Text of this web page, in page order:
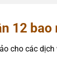
12
cho các